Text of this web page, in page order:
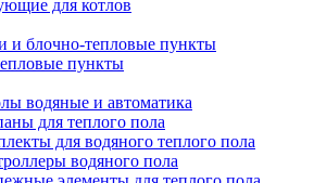
для котлов
и блочно-тепловые пункты
пункты
водяные и автоматика
для теплого пола
для водяного теплого пола
водяного пола